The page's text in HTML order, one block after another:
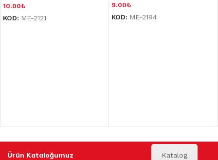
10.00₺
KOD: ME-2121
9.00₺
KOD: ME-2194
Ürün Kataloğumuz Katalog